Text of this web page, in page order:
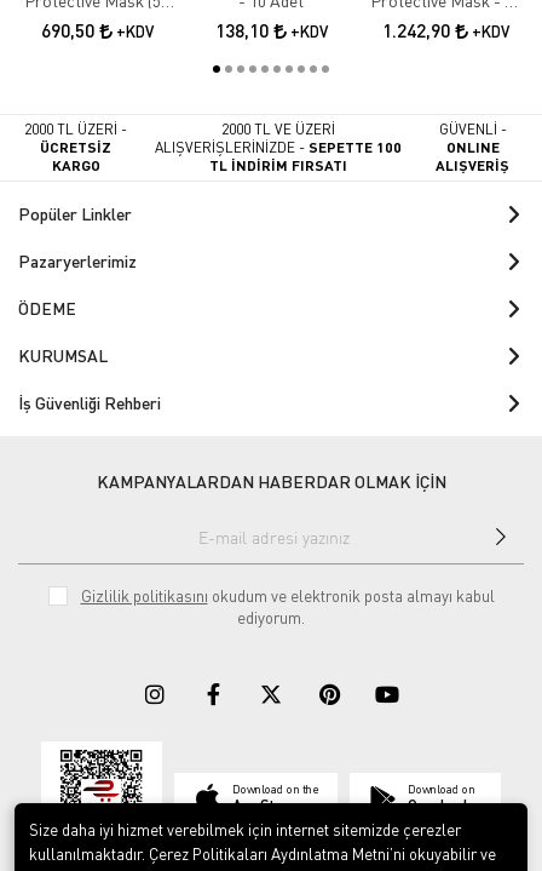
Adet)
690,50 +KDV 138,10 +KDV
Adet
1.242,90 +KDV
2000 TL ÜZERİ -
ÜCRETSİZ
KARGO
2000 TL VE ÜZERİ
ALIŞVERİŞLERİNİZDE -SEPETTE 100
TL İNDİRİM FIRSATI
GÜVENLİ -
ONLINE
ALIŞVERİŞ
Popüler Linkler
Pazaryerlerimiz
ÖDEME
KURUMSAL
İş Güvenliği Rehberi
KAMPANYALARDAN HABERDAR OLMAK İÇİN
Gizlilik politikasını okudum ve elektronik posta almayı kabul
ediyorum.
Download on the
App Store
Download on
Google play
Size daha iyi hizmet verebilmek için internet sitemizde çerezler
kullanılmaktadır. Çerez Politikaları Aydınlatma Metni’ni okuyabilir ve